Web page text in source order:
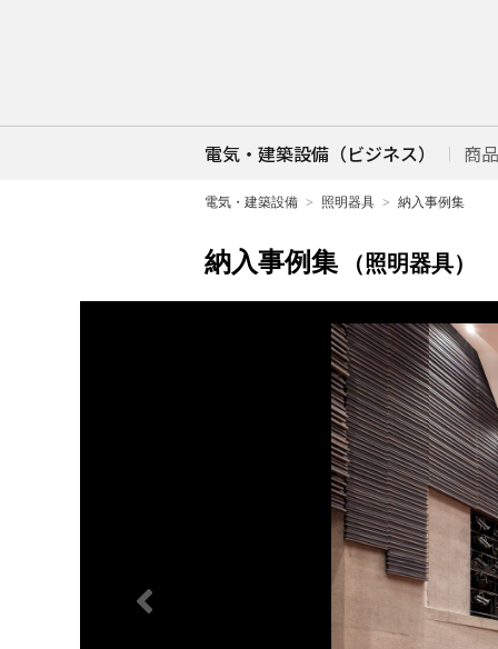
電気・建築設備（ビジネス） 商
電気・建築設備 照明器具 納入事例集
納入事例集 （照明器具）